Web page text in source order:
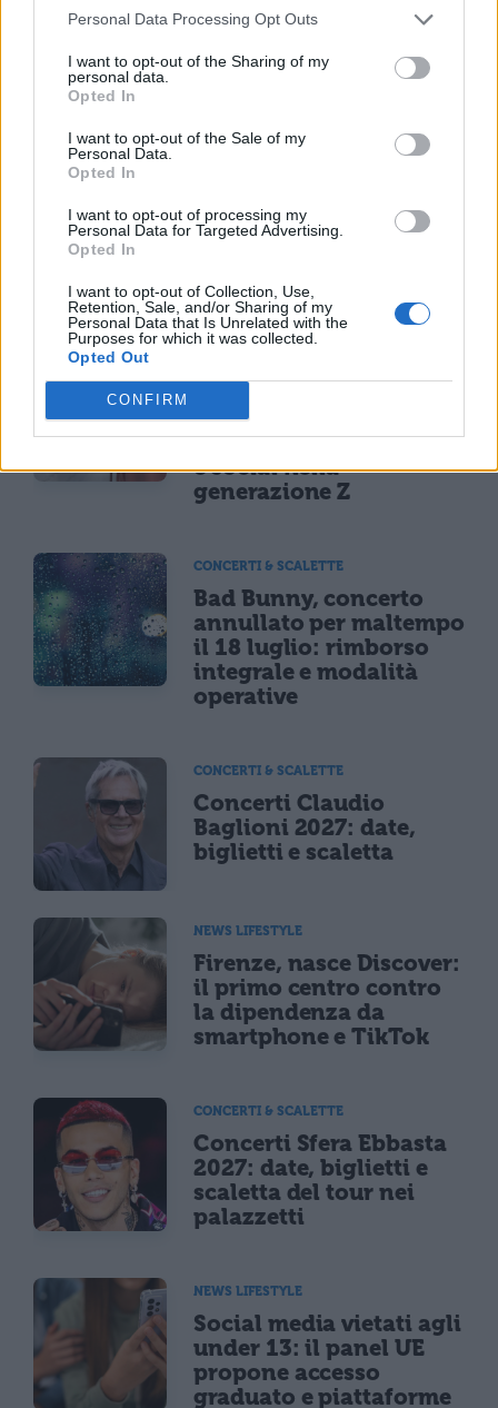
Personal Data Processing Opt Outs
I want to opt-out of the Sharing of my
personal data.
Opted In
I want to opt-out of the Sale of my
Personal Data.
Opted In
I want to opt-out of processing my
Personal Data for Targeted Advertising.
Opted In
I want to opt-out of Collection, Use,
Retention, Sale, and/or Sharing of my
Personal Data that Is Unrelated with the
Purposes for which it was collected.
Opted Out
CONFIRM
TI POTREBBE INTERESSARE
minori di 15 anni dal 1°
settembre: come
dell'età
sei a rischio: l'allarme
Iss su gaming, azzardo
e social nella
generazione Z
CONCERTI & SCALETTE
Bad Bunny, concerto
annullato per maltempo
il 18 luglio: rimborso
integrale e modalità
operative
CONCERTI & SCALETTE
Concerti Claudio
Baglioni 2027: date,
biglietti e scaletta
NEWS LIFESTYLE
Firenze, nasce Discover:
il primo centro contro
la dipendenza da
smartphone e TikTok
CONCERTI & SCALETTE
Concerti Sfera Ebbasta
2027: date, biglietti e
scaletta del tour nei
palazzetti
NEWS LIFESTYLE
Social media vietati agli
under 13: il panel UE
propone accesso
graduato e piattaforme